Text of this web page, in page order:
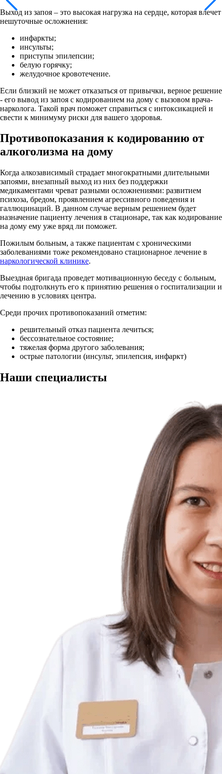
Выход из запоя – это высокая нагрузка на сердце, которая влечет
нешуточные осложнения:
инфаркты;
инсульты;
приступы эпилепсии;
белую горячку;
желудочное кровотечение.
Если близкий не может отказаться от привычки, верное решение
- его вывод из запоя с кодированием на дому с вызовом врача-
нарколога. Такой врач поможет справиться с интоксикацией и
свести к минимуму риски для вашего здоровья.
Противопоказания к кодированию от
алкоголизма на дому
Когда алкозависимый страдает многократными длительными
запоями, внезапный выход из них без поддержки
медикаментами чреват разными осложнениями: развитием
психоза, бредом, проявлением агрессивного поведения и
галлюцинаций. В данном случае верным решением будет
назначение пациенту лечения в стационаре, так как кодирование
на дому ему уже вряд ли поможет.
Пожилым больным, а также пациентам с хроническими
заболеваниями тоже рекомендовано стационарное лечение в
наркологической клинике.
Выездная бригада проведет мотивационную беседу с больным,
чтобы подтолкнуть его к принятию решения о госпитализации и
лечению в условиях центра.
Среди прочих противопоказаний отметим:
решительный отказ пациента лечиться;
бессознательное состояние;
тяжелая форма другого заболевания;
острые патологии (инсульт, эпилепсия, инфаркт)
Наши специалисты